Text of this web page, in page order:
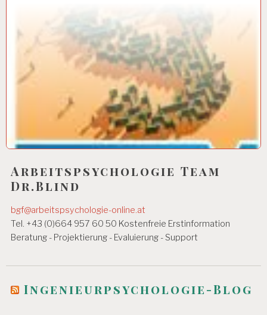
Arbeitspsychologie Team
Dr.Blind
bgf@arbeitspsychologie-online.at
Tel. +43 (0)664 957 60 50 Kostenfreie Erstinformation
Beratung - Projektierung - Evaluierung - Support
Ingenieurpsychologie-Blog